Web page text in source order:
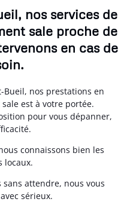
nos services de
sale proche de
en cas de
Bueil, nos prestations en
est à votre portée.
pour vous dépanner,
connaissons bien les
locaux.
sans attendre, nous vous
sérieux.